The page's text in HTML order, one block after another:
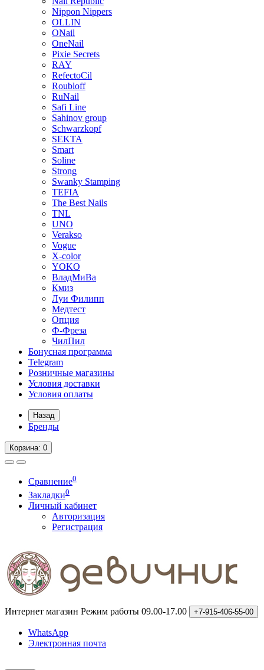
Nippon Nippers
OLLIN
ONail
OneNail
Pixie Secrets
RAY
RefectoCil
Roubloff
RuNail
Safi Line
Sahinov group
Schwarzkopf
SEKTA
Smart
Soline
Strong
Swanky Stamping
TEFIA
The Best Nails
TNL
UNO
Verakso
Vogue
X-color
YOKO
ВладМиВа
Кмиз
Луи Филипп
Медтест
Опция
Ф-Фреза
ЧилПил
Бонусная программа
Telegram
Розничные магазины
Условия доставки
Условия оплаты
Назад
Бренды
Корзина: 0
Сравнение0
Закладки0
Личный кабинет
Авторизация
Регистрация
Интернет магазин Режим работы 09.00-17.00 +7-915-406-55-00
WhatsApp
Электронная почта